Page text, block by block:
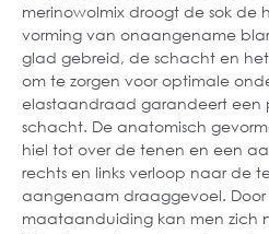
merinowolmix droogt de sok de
vorming van onaangename
glad gebreid, de schacht en
om te zorgen voor optimale
elastaandraad garandeert een
schacht. De anatomisch
hiel tot over de tenen en een
rechts en links verloop naar de
aangenaam draaggevoel.
maataanduiding kan men zich